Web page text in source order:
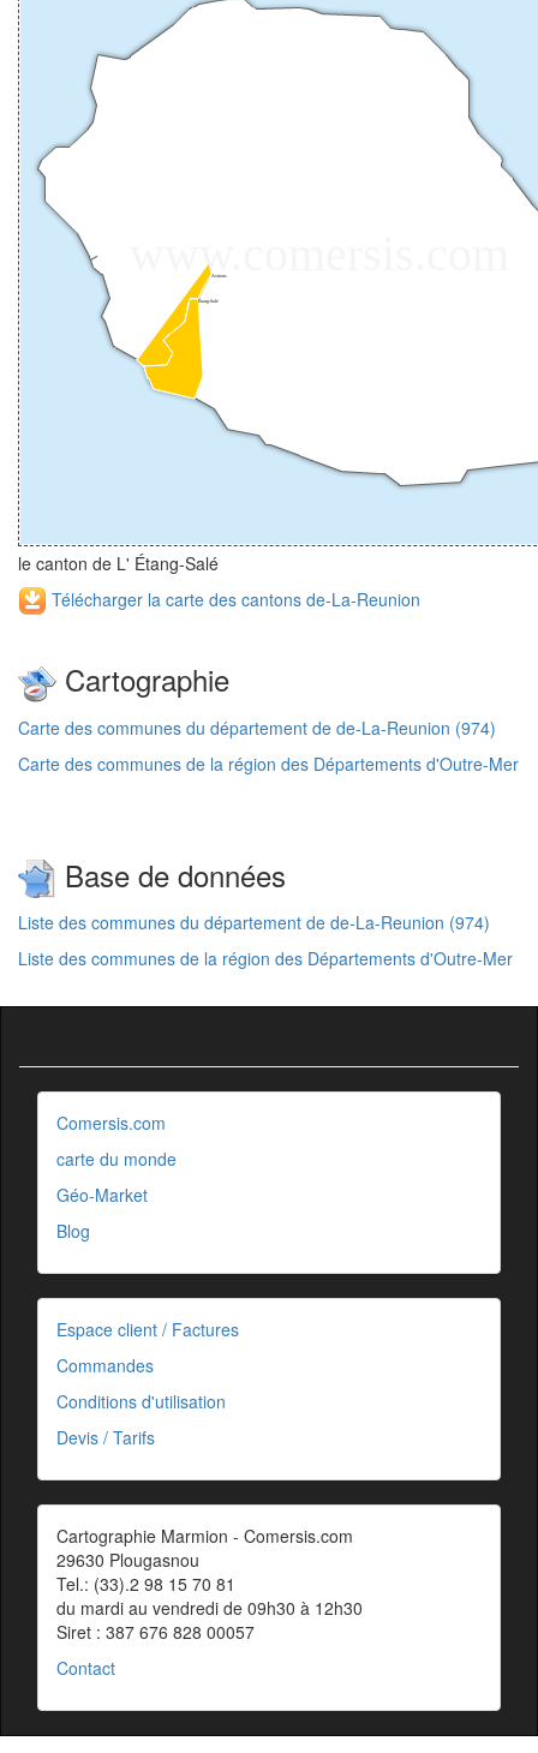
le canton de L' Étang-Salé
Télécharger la carte des cantons de-La-Reunion
Cartographie
Carte des communes du département de de-La-Reunion (974)
Carte des communes de la région des Départements d'Outre-Mer
Base de données
Liste des communes du département de de-La-Reunion (974)
Liste des communes de la région des Départements d'Outre-Mer
Comersis.com
carte du monde
Géo-Market
Blog
Espace client / Factures
Commandes
Conditions d'utilisation
Devis / Tarifs
Cartographie Marmion - Comersis.com
29630 Plougasnou
Tel.: (33).2 98 15 70 81
du mardi au vendredi de 09h30 à 12h30
Siret : 387 676 828 00057
Contact